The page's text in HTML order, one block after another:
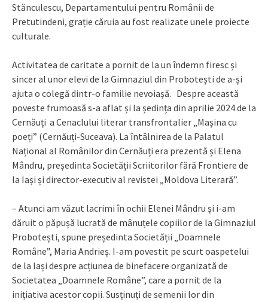
Stănculescu, Departamentului pentru Românii de
Pretutindeni, grație căruia au fost realizate unele proiecte
culturale.
Activitatea de caritate a pornit de la un îndemn firesc și
sincer al unor elevi de la Gimnaziul din Probotești de a-și
ajuta o colegă dintr-o familie nevoiașă. Despre această
poveste frumoasă s-a aflat și la ședința din aprilie 2024 de la
Cernăuți a Cenaclului literar transfrontalier „Mașina cu
poeți” (Cernăuți-Suceava). La întâlnirea de la Palatul
Național al Românilor din Cernăuți era prezentă și Elena
Mândru, președinta Societății Scriitorilor fără Frontiere de
la Iași și director-executiv al revistei „Moldova Literară”.
– Atunci am văzut lacrimi în ochii Elenei Mândru și i-am
dăruit o păpușă lucrată de mânuțele copiilor de la Gimnaziul
Probotești, spune președinta Societății „Doamnele
Române”, Maria Andrieș. I-am povestit pe scurt oaspetelui
de la Iași despre acțiunea de binefacere organizată de
Societatea „Doamnele Române”, care a pornit de la
inițiativa acestor copii. Susținuți de semenii lor din